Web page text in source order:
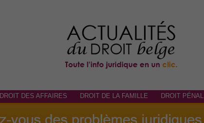
DROIT DES AFFAIRES DROIT DE LA FAMILLE DROIT PÉNAL